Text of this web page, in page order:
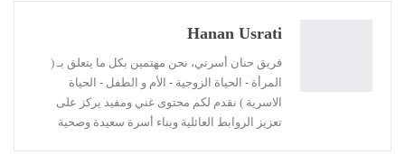
Linkedin
Hanan Usrati
فريق حنان أسرتي، نحن مهتمين بكل ما يتعلق بـ (
المرأة - الحياة الزوجية - الأم و الطفل - الحياة
الاسرية ) نقدم لكم محتوى غني ومفيد يركز على
تعزيز الروابط العائلية وبناء أسرة سعيدة وصحية